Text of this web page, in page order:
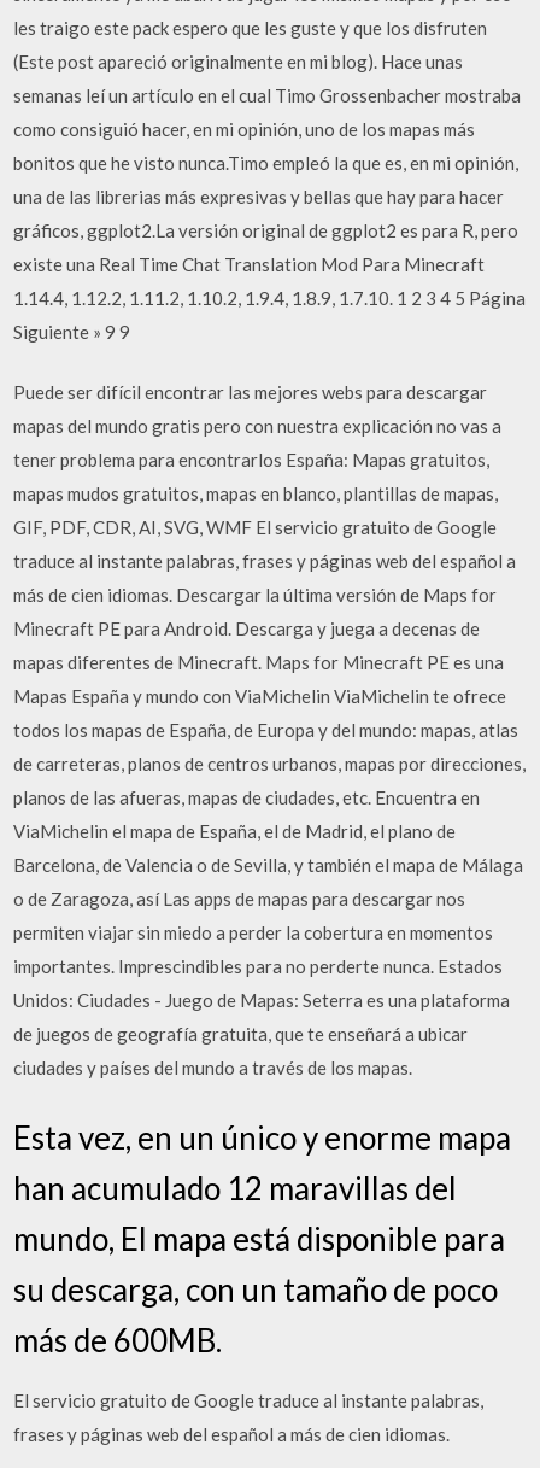
les traigo este pack espero que les guste y que los disfruten
(Este post apareció originalmente en mi blog). Hace unas
semanas leí un artículo en el cual Timo Grossenbacher mostraba
como consiguió hacer, en mi opinión, uno de los mapas más
bonitos que he visto nunca.Timo empleó la que es, en mi opinión,
una de las librerias más expresivas y bellas que hay para hacer
gráficos, ggplot2.La versión original de ggplot2 es para R, pero
existe una Real Time Chat Translation Mod Para Minecraft
1.14.4, 1.12.2, 1.11.2, 1.10.2, 1.9.4, 1.8.9, 1.7.10. 1 2 3 4 5 Página
Siguiente » 9 9
Puede ser difícil encontrar las mejores webs para descargar
mapas del mundo gratis pero con nuestra explicación no vas a
tener problema para encontrarlos España: Mapas gratuitos,
mapas mudos gratuitos, mapas en blanco, plantillas de mapas,
GIF, PDF, CDR, AI, SVG, WMF El servicio gratuito de Google
traduce al instante palabras, frases y páginas web del español a
más de cien idiomas. Descargar la última versión de Maps for
Minecraft PE para Android. Descarga y juega a decenas de
mapas diferentes de Minecraft. Maps for Minecraft PE es una
Mapas España y mundo con ViaMichelin ViaMichelin te ofrece
todos los mapas de España, de Europa y del mundo: mapas, atlas
de carreteras, planos de centros urbanos, mapas por direcciones,
planos de las afueras, mapas de ciudades, etc. Encuentra en
ViaMichelin el mapa de España, el de Madrid, el plano de
Barcelona, de Valencia o de Sevilla, y también el mapa de Málaga
o de Zaragoza, así Las apps de mapas para descargar nos
permiten viajar sin miedo a perder la cobertura en momentos
importantes. Imprescindibles para no perderte nunca. Estados
Unidos: Ciudades - Juego de Mapas: Seterra es una plataforma
de juegos de geografía gratuita, que te enseñará a ubicar
ciudades y países del mundo a través de los mapas.
Esta vez, en un único y enorme mapa
han acumulado 12 maravillas del
mundo, El mapa está disponible para
su descarga, con un tamaño de poco
más de 600MB.
El servicio gratuito de Google traduce al instante palabras,
frases y páginas web del español a más de cien idiomas.